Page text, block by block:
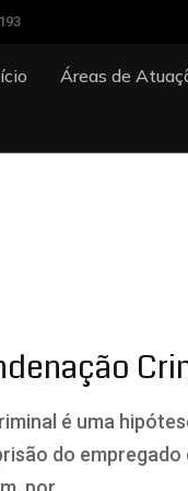
Áreas de
é uma
do